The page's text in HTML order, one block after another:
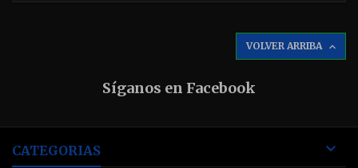
VOLVER ARRIBA 
Síganos en Facebook
CATEGORIAS 